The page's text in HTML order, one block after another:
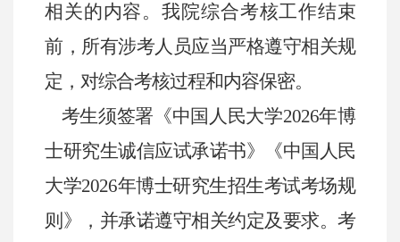
相关的内容。我院综合考核工作结束
前，所有涉考人员应当严格遵守相关规
定，对综合考核过程和内容保密。
考生须签署《中国人民大学2026年博
士研究生诚信应试承诺书》《中国人民
大学2026年博士研究生招生考试考场规
则》，并承诺遵守相关约定及要求。考